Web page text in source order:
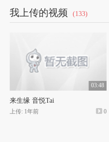
柔，那是因为
尽情玩耍，春
罢休。
轻微的春风拂
涟漪，泛起一
我上传的视频 (133)
03:48
来生缘 音悦Tai
上传: 1年前 0